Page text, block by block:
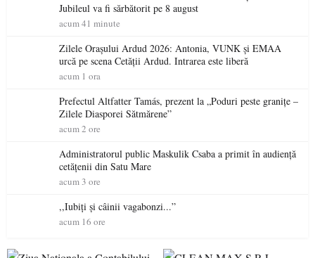
Jubileul va fi sărbătorit pe 8 august
acum 41 minute
Zilele Orașului Ardud 2026: Antonia, VUNK și EMAA
urcă pe scena Cetății Ardud. Intrarea este liberă
acum 1 ora
Prefectul Altfatter Tamás, prezent la „Poduri peste granițe –
Zilele Diasporei Sătmărene”
acum 2 ore
Administratorul public Maskulik Csaba a primit în audiență
cetățenii din Satu Mare
acum 3 ore
,,Iubiți și câinii vagabonzi...”
acum 16 ore